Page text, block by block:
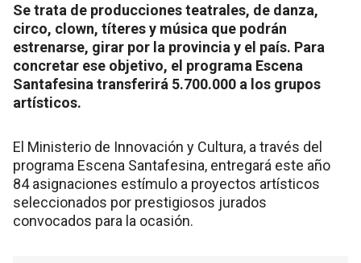
Se trata de producciones teatrales, de danza,
circo, clown, títeres y música que podrán
estrenarse, girar por la provincia y el país. Para
concretar ese objetivo, el programa Escena
Santafesina transferirá 5.700.000 a los grupos
artísticos.
El Ministerio de Innovación y Cultura, a través del
programa Escena Santafesina, entregará este año
84 asignaciones estímulo a proyectos artísticos
seleccionados por prestigiosos jurados
convocados para la ocasión.